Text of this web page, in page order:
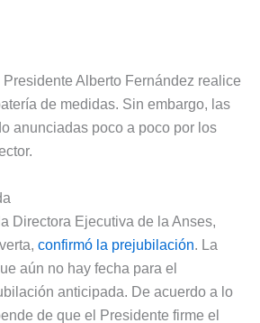
Alberto Fernández realice
de medidas. Sin embargo, las
anunciadas poco a poco por los
Directora Ejecutiva de la Anses,
confirmó la prejubilación. La
aún no hay fecha para el
anticipada. De acuerdo a lo
de que el Presidente firme el